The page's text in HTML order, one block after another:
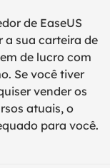
de EaseUS
a sua carteira de
de lucro com
Se você tiver
vender os
atuais, o
para você.